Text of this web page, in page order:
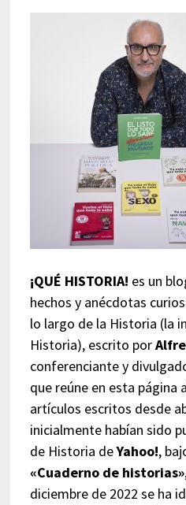
¡QUÉ HISTORIA! es un
hechos y anécdotas
lo largo de la Historia (la
Historia), escrito por
conferenciante y
que reúne en esta página
artículos escritos desde
inicialmente habían sido
de Historia deYahoo!,
«Cuaderno de historias»
diciembre de 2022 se ha